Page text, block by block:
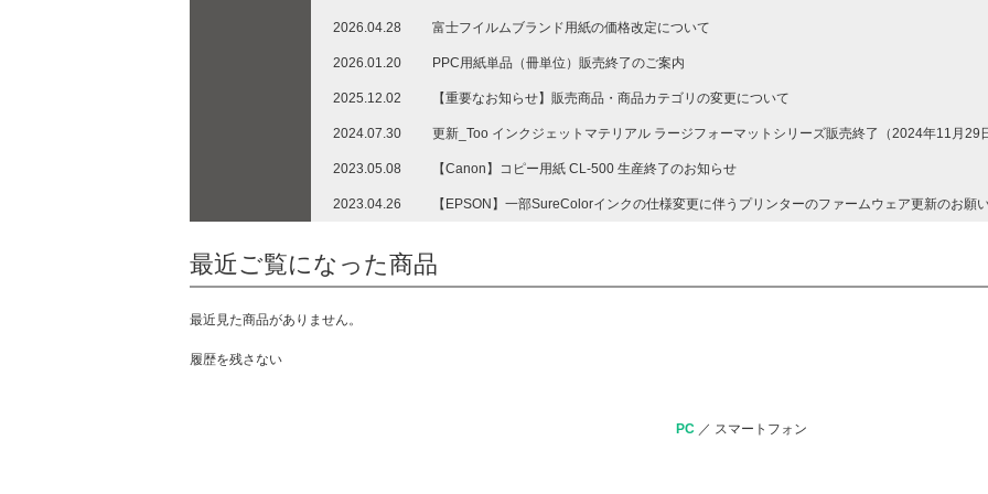
2026.04.28 富士フイルムブランド用紙の価格改定について
2026.01.20 PPC用紙単品（冊単位）販売終了のご案内
2025.12.02 【重要なお知らせ】販売商品・商品カテゴリの変更について
2024.07.30 更新_Too インクジェットマテリアル ラージフォーマットシリーズ販売終了（2024年11月29
2023.05.08 【Canon】コピー用紙 CL-500 生産終了のお知らせ
2023.04.26 【EPSON】一部SureColorインクの仕様変更に伴うプリンターのファームウェア更新のお願
最近ご覧になった商品
最近見た商品がありません。
履歴を残さない
PC／ スマートフォン